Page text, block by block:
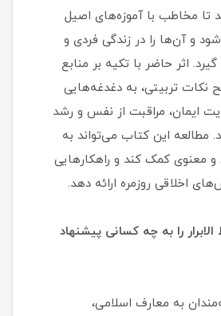
تا مخاطب با آموزه‌های اصیل
و آن‌ها را در زندگی فردی و
اثر حاضر با تکیه بر منابع
نکات تربیتی، به دغدغه‌هایی
ایمان، مراقبت از نفس و رشد
این کتاب می‌تواند به
و معنوی کمک کند و راهکارهایی
اخلاقی روزمره ارائه دهد.
را به چه کسانی پیشنهاد
به معارف اسلامی،